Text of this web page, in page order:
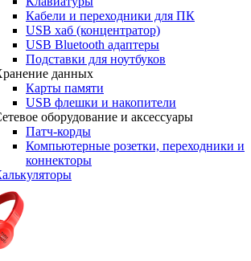
Кабели и переходники для ПК
USB хаб (концентратор)
USB Bluetooth адаптеры
Подставки для ноутбуков
данных
Карты памяти
USB флешки и накопители
оборудование и аксессуары
Патч-корды
Компьютерные розетки, переходники и
коннекторы